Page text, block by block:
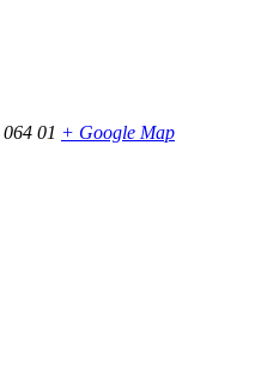
064 01 + Google Map